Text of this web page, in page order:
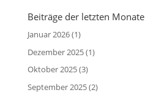
Beiträge der letzten Monate
Januar 2026(1)
Dezember 2025(1)
Oktober 2025(3)
September 2025(2)